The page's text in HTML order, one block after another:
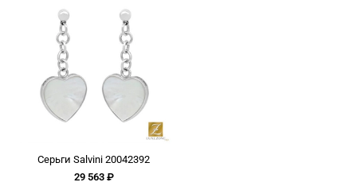
Серьги Salvini 20042392
29 563 ₽